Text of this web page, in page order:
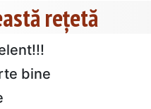
reţetă
bine